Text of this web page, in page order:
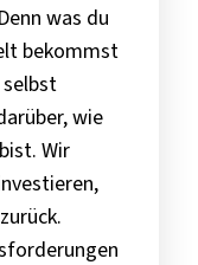
was du
bekommst
wie
Wir